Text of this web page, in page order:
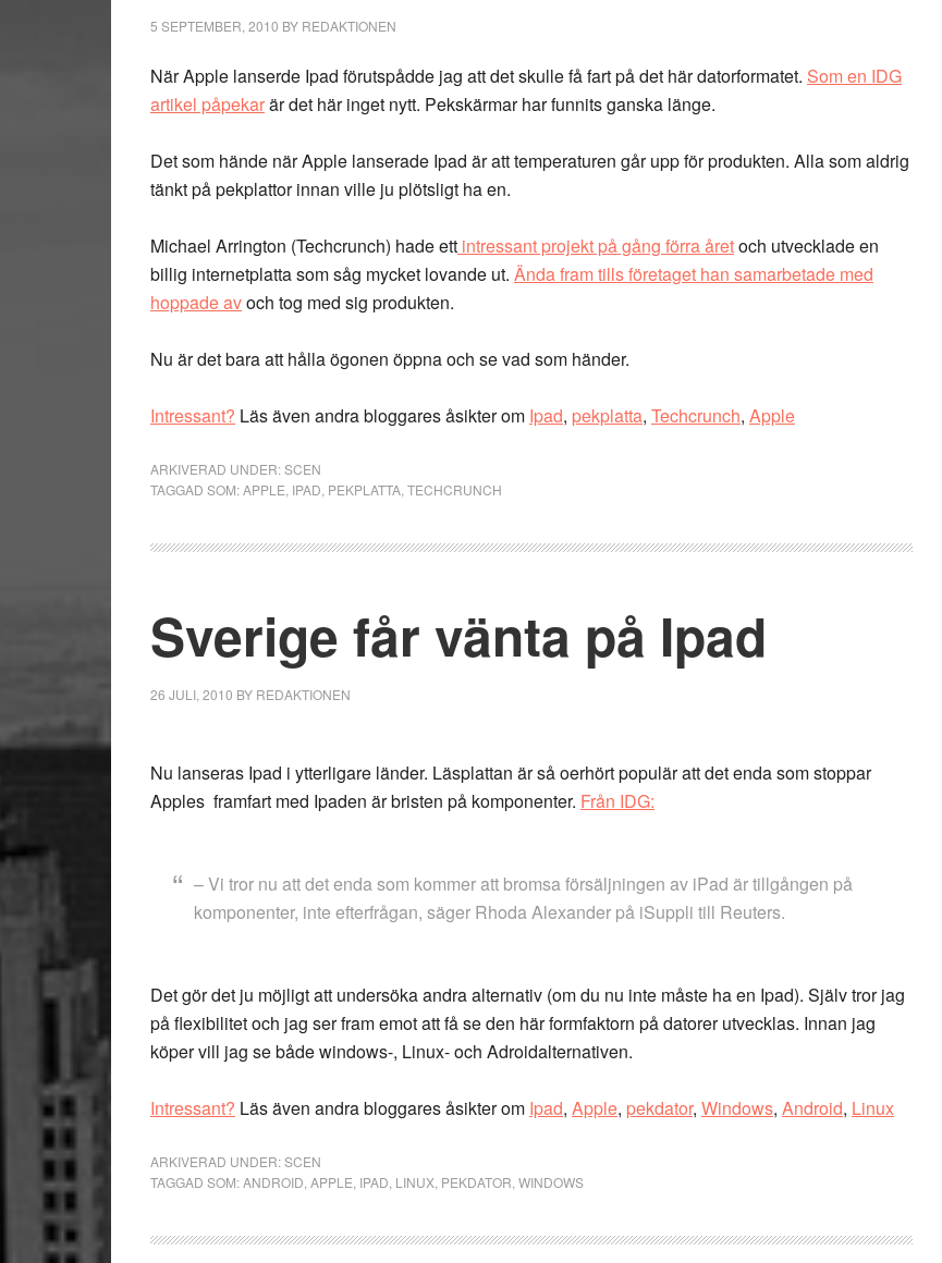
5 SEPTEMBER, 2010 BY REDAKTIONEN
När Apple lanserde Ipad förutspådde jag att det skulle få fart på det här datorformatet. Som en IDG
artikel påpekarär det här inget nytt. Pekskärmar har funnits ganska länge.
Det som hände när Apple lanserade Ipad är att temperaturen går upp för produkten. Alla som aldrig
tänkt på pekplattor innan ville ju plötsligt ha en.
Michael Arrington (Techcrunch) hade ett intressant projekt på gång förra åretoch utvecklade en
billig internetplatta som såg mycket lovande ut. Ända fram tills företaget han samarbetade med
hoppade avoch tog med sig produkten.
Nu är det bara att hålla ögonen öppna och se vad som händer.
Intressant? Läs även andra bloggares åsikter om Ipad, pekplatta, Techcrunch, Apple
ARKIVERAD UNDER:SCEN
TAGGAD SOM:APPLE IPAD PEKPLATTA TECHCRUNCH
Sverige får vänta på Ipad
26 JULI, 2010 BY REDAKTIONEN
Nu lanseras Ipad i ytterligare länder. Läsplattan är så oerhört populär att det enda som stoppar
Apples framfart med Ipaden är bristen på komponenter. Från IDG:
– Vi tror nu att det enda som kommer att bromsa försäljningen av iPad är tillgången på
komponenter, inte efterfrågan, säger Rhoda Alexander på iSuppli till Reuters.
Det gör det ju möjligt att undersöka andra alternativ (om du nu inte måste ha en Ipad). Själv tror jag
på flexibilitet och jag ser fram emot att få se den här formfaktorn på datorer utvecklas. Innan jag
köper vill jag se både windows-, Linux- och Adroidalternativen.
Intressant? Läs även andra bloggares åsikter om Ipad, Apple, pekdator, Windows, Android, Linux
ARKIVERAD UNDER:SCEN
TAGGAD SOM:ANDROID APPLE IPAD LINUX PEKDATOR WINDOWS